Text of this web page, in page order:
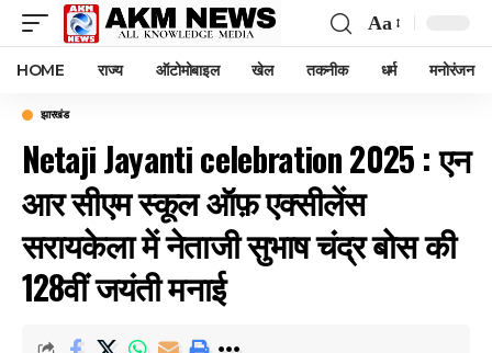
Font
Aa
HOME राज्य ऑटोमोबाइल खेल तकनीक धर्म मनोरंजन
झारखंड
Netaji Jayanti celebration 2025 : एन
आर सीएम स्कूल ऑफ़ एक्सीलेंस
सरायकेला में नेताजी सुभाष चंद्र बोस की
128वीं जयंती मनाई